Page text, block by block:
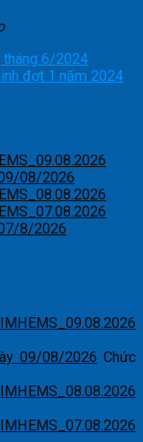
tháng 6/2024
đợt 1 năm 2024
08/2026
8/2026
09/08/2026 Chức